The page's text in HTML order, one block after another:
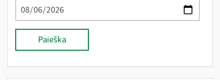
Paieška